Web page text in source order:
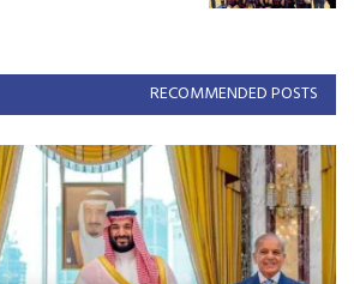
RECOMMENDED POSTS